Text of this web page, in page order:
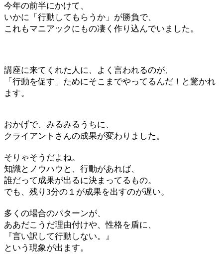
今年の前半にかけて、
いかに「行動してもらうか」が勝負で、
これもマニアックにもの凄く作り込んでいました。
講座に来てくれた人に、よく言われるのが、
「行動を促す」ためにそこまでやってるんだ！と驚かれ
ます。
おかげで、みるみるうちに、
クライアントさんの成果が変わりました。
そりゃそうだよね。
知識とノウハウと、行動があれば、
誰だって成果が出るに決まってるもの。
でも、残り3分の１が成果を出すのが遅い。
多くの場合のパターンが、
ああだこうだ理由付けや、性格を盾に、
『言い訳して行動しない。』
という現象が出ます。